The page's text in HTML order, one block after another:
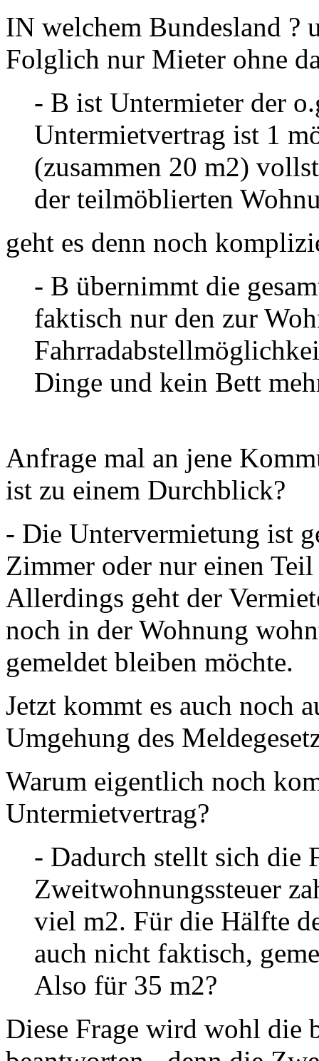
IN welchem Bundesland ?
Folglich nur Mieter ohne
- B ist Untermieter der
Untermietvertrag ist 1
(zusammen 20 m2)
der teilmöblierten
geht es denn noch
- B übernimmt die
faktisch nur den zur
Dinge und kein Bett
Anfrage mal an jene
ist zu einem Durchblick?
- Die Untervermietung ist
Zimmer oder nur einen
Allerdings geht der
noch in der Wohnung
gemeldet bleiben möchte.
Jetzt kommt es auch noch
Umgehung des
Warum eigentlich noch
Untermietvertrag?
- Dadurch stellt sich die
Zweitwohnungssteuer
viel m2. Für die Hälfte
auch nicht faktisch,
Also für 35 m2?
Diese Frage wird wohl die